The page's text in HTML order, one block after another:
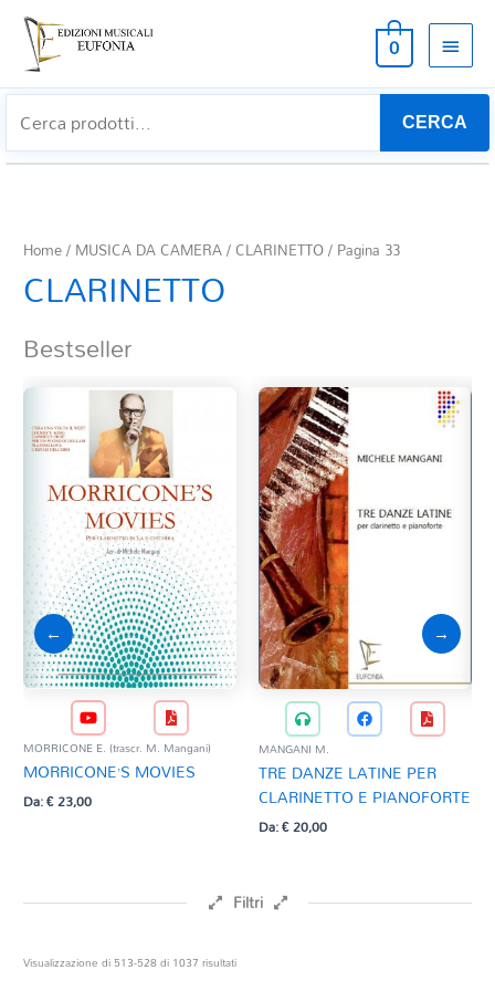
0
CERCA
Home/ MUSICA DA CAMERA/CLARINETTO/ Pagina 33
CLARINETTO
Bestseller
←
MORRICONE E. (trascr. M. Mangani)
MORRICONE’S MOVIES
Da:€23,00
MANGANI M.
TRE DANZE LATINE PER
CLARINETTO E PIANOFORTE
Da:€20,00
→
Filtri
Visualizzazione di 513-528 di 1037 risultatiOrdina
in